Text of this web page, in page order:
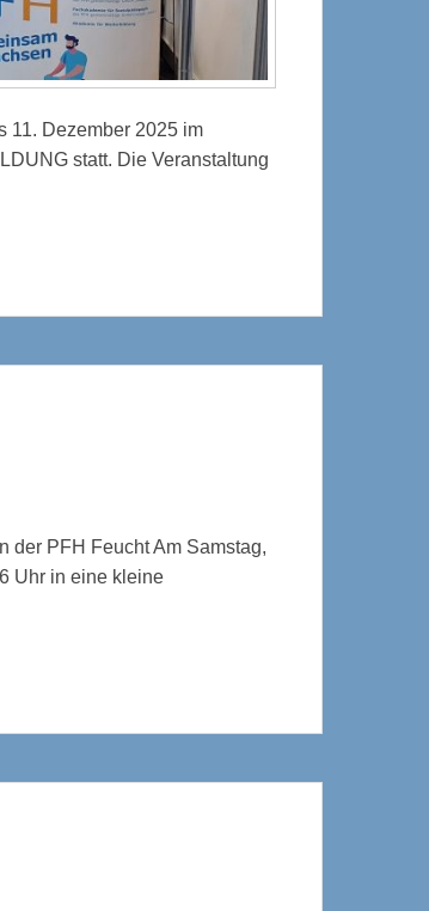
11. Dezember 2025 im
statt. Die Veranstaltung
der PFH Feucht Am Samstag,
Uhr in eine kleine